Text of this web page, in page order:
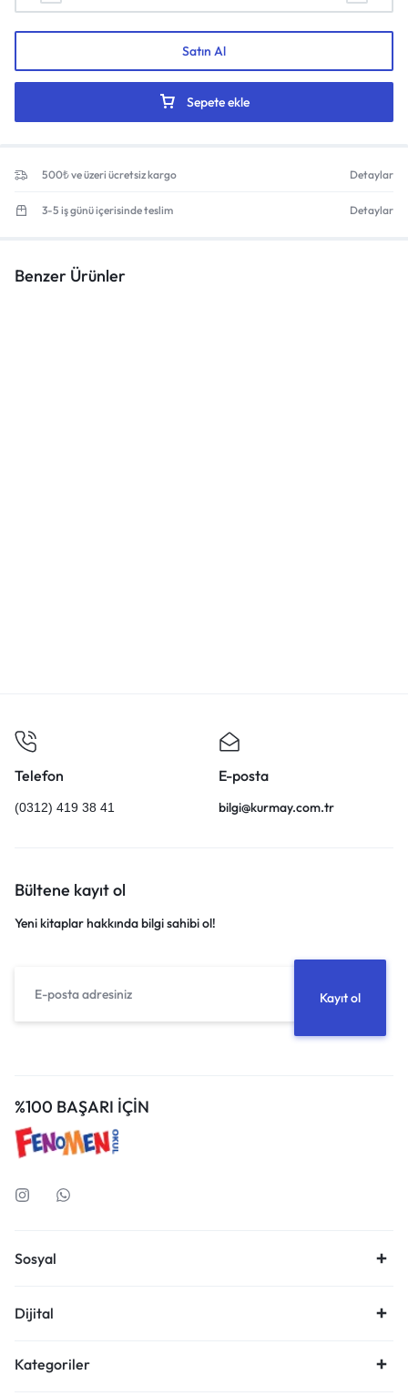
Sepete ekle
Satın Al
500₺ ve üzeri ücretsiz kargo Detaylar
3-5 iş günü içerisinde teslim Detaylar
Benzer Ürünler
Telefon
(0312) 419 38 41
E-posta
bilgi@kurmay.com.tr
Bültene kayıt ol
Yeni kitaplar hakkında bilgi sahibi ol!
%100 BAŞARI İÇİN
Sosyal
Dijital
Kategoriler